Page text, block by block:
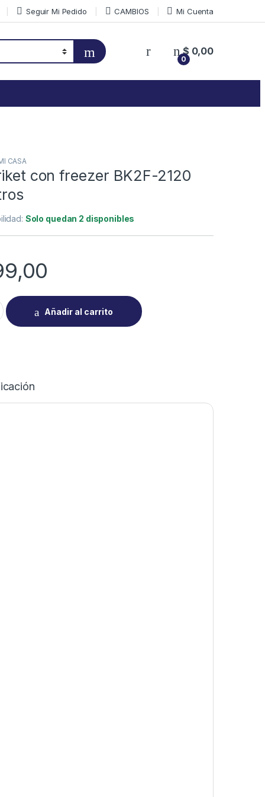
Seguir Mi Pedido CAMBIOS Mi Cuenta
0
$ 0,00
CASA
con freezer BK2F-2120
Solo quedan 2 disponibles
freezer BK2F-2120 Plata 476 litros quantity
Añadir al carrito